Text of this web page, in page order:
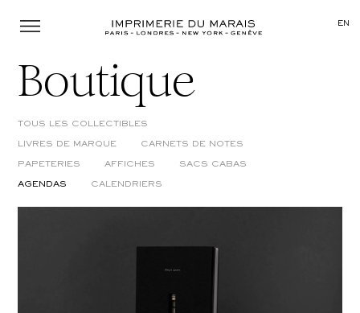
Menu EN
Boutique
TOUS LES COLLECTIBLES
LIVRES DE MARQUE CARNETS DE NOTES
PAPETERIES AFFICHES SACS CABAS
AGENDAS CALENDRIERS